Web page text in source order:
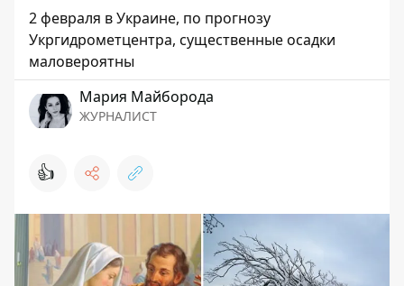
2 февраля в Украине, по прогнозу
Укргидрометцентра, существенные осадки
маловероятны
Мария Майборода
ЖУРНАЛИСТ
👍